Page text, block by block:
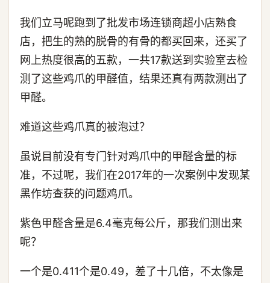
我们立马呢跑到了批发市场连锁商超小店熟食
店，把生的熟的脱骨的有骨的都买回来，还买了
网上热度很高的五款，一共17款送到实验室去检
测了这些鸡爪的甲醛值，结果还真有两款测出了
甲醛。
难道这些鸡爪真的被泡过？
虽说目前没有专门针对鸡爪中的甲醛含量的标
准，不过呢，我们在2017年的一次案例中发现某
黑作坊查获的问题鸡爪。
紫色甲醛含量是6.4毫克每公斤，那我们测出来
呢？
一个是0.411个是0.49，差了十几倍，不太像是